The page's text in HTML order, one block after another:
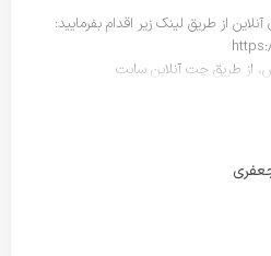
از طریق لینک زیر اقدام بفرمایید:
از طریق چت آنلاین سایت